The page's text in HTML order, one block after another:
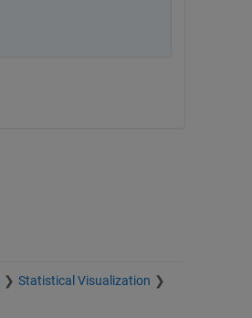
Statistical Visualization